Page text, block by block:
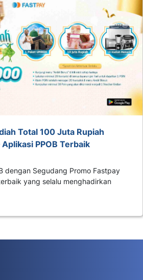
Total 100 Juta Rupiah
PPOB Terbaik
dengan Segudang Promo Fastpay
yang selalu menghadirkan